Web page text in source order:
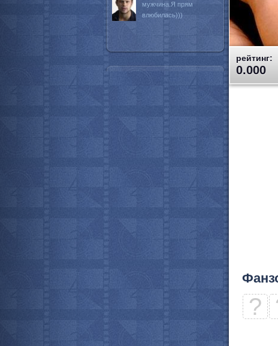
рейтинг:
0.000
?
мужчина.Я прям
влюбилась)))